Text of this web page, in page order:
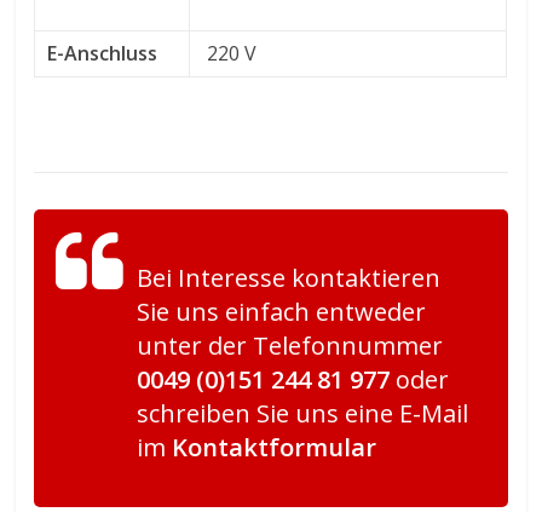
E-Anschluss 220 V
Bei Interesse kontaktieren
Sie uns einfach entweder
unter der Telefonnummer
0049 (0)151 244 81 977 oder
schreiben Sie uns eine E-Mail
im Kontaktformular